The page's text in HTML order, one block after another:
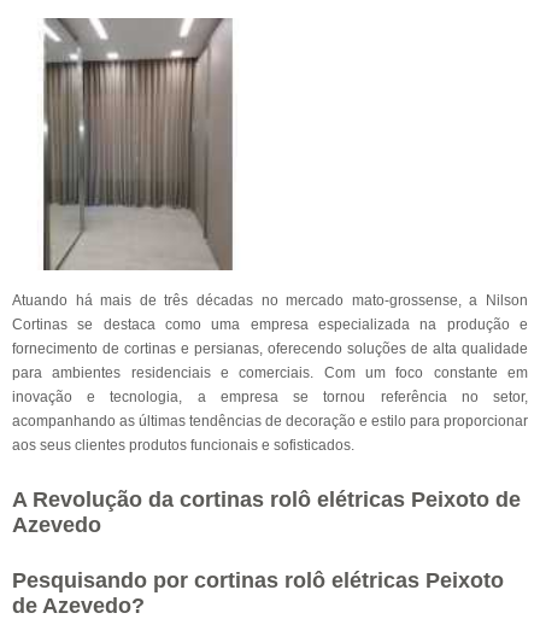
Atuando há mais de três décadas no mercado mato-grossense, a Nilson
Cortinas se destaca como uma empresa especializada na produção e
fornecimento de cortinas e persianas, oferecendo soluções de alta qualidade
para ambientes residenciais e comerciais. Com um foco constante em
inovação e tecnologia, a empresa se tornou referência no setor,
acompanhando as últimas tendências de decoração e estilo para proporcionar
aos seus clientes produtos funcionais e sofisticados.
A Revolução da cortinas rolô elétricas Peixoto de
Azevedo
Pesquisando por cortinas rolô elétricas Peixoto
de Azevedo?